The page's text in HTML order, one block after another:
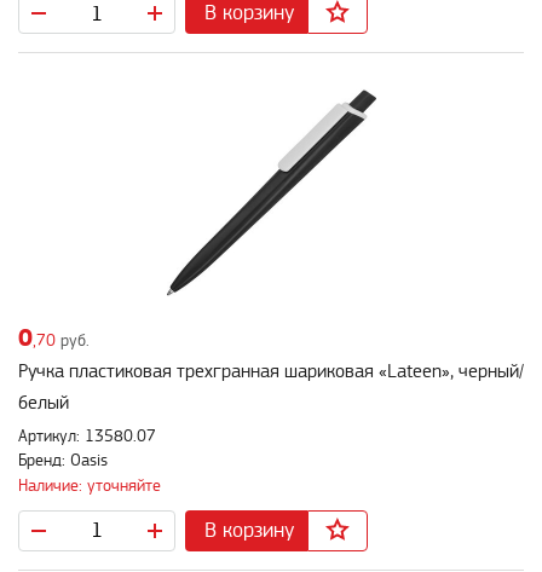
В корзину
0,70 руб.
Ручка пластиковая трехгранная шариковая «Lateen», черный/
белый
Артикул: 13580.07
Бренд: Oasis
Наличие: уточняйте
В корзину